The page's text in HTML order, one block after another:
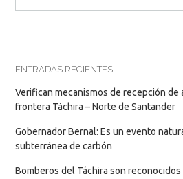
ENTRADAS RECIENTES
Verifican mecanismos de recepción de
frontera Táchira – Norte de Santander
Gobernador Bernal: Es un evento
subterránea de carbón
Bomberos del Táchira son